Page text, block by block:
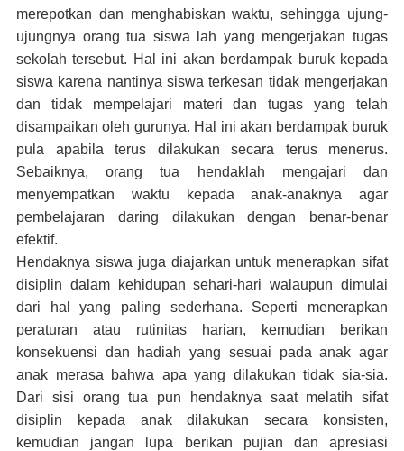
merepotkan dan menghabiskan waktu, sehingga ujung-
ujungnya orang tua siswa lah yang mengerjakan tugas
sekolah tersebut. Hal ini akan berdampak buruk kepada
siswa karena nantinya siswa terkesan tidak mengerjakan
dan tidak mempelajari materi dan tugas yang telah
disampaikan oleh gurunya. Hal ini akan berdampak buruk
pula apabila terus dilakukan secara terus menerus.
Sebaiknya, orang tua hendaklah mengajari dan
menyempatkan waktu kepada anak-anaknya agar
pembelajaran daring dilakukan dengan benar-benar
efektif.
Hendaknya siswa juga diajarkan untuk menerapkan sifat
disiplin dalam kehidupan sehari-hari walaupun dimulai
dari hal yang paling sederhana. Seperti menerapkan
peraturan atau rutinitas harian, kemudian berikan
konsekuensi dan hadiah yang sesuai pada anak agar
anak merasa bahwa apa yang dilakukan tidak sia-sia.
Dari sisi orang tua pun hendaknya saat melatih sifat
disiplin kepada anak dilakukan secara konsisten,
kemudian jangan lupa berikan pujian dan apresiasi